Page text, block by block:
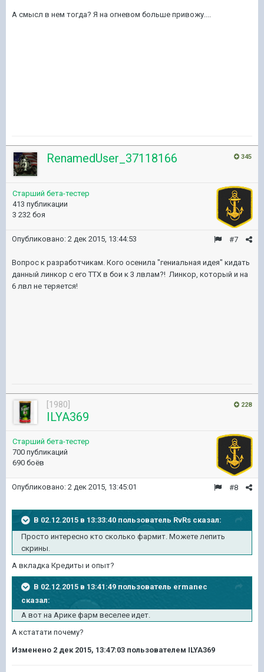
А смысл в нем тогда? Я на огневом больше привожу....
345
RenamedUser_37118166
Старший бета-тестер
413 публикации
3 232 боя
#7
Опубликовано: 2 дек 2015, 13:44:53
Вопрос к разработчикам. Кого осенила "гениальная идея" кидать
данный линкор с его ТТХ в бои к 3 лвлам?! Линкор, который и на
6 лвл не теряется!
228
[1980]
ILYA369
Старший бета-тестер
700 публикаций
690 боёв
#8
Опубликовано: 2 дек 2015, 13:45:01
В 02.12.2015 в 13:33:40 пользователь RvRs сказал:
Просто интересно кто сколько фармит. Можете лепить
скрины.
А вкладка Кредиты и опыт?
В 02.12.2015 в 13:41:49 пользователь ermanec
сказал:
А вот на Арике фарм веселее идет.
А кстатати почему?
Изменено 2 дек 2015, 13:47:03 пользователем ILYA369